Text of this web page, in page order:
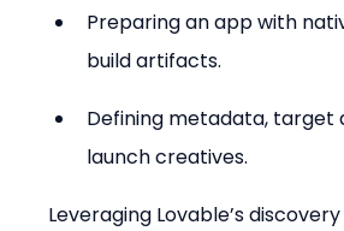
Preparing an app with
build artifacts.
Defining metadata, target
launch creatives.
Leveraging Lovable’s